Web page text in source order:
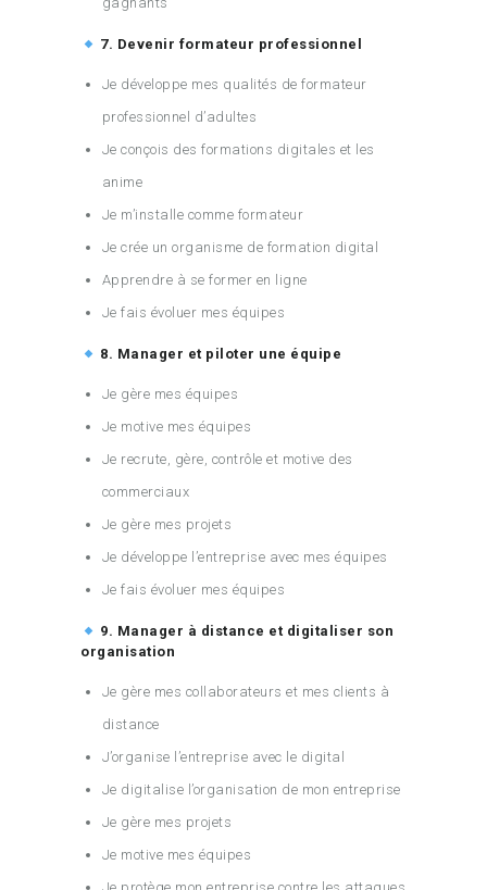
7. Devenir formateur professionnel
Je développe mes qualités de formateur
professionnel d’adultes
Je conçois des formations digitales et les
anime
Je m’installe comme formateur
Je crée un organisme de formation digital
Apprendre à se former en ligne
Je fais évoluer mes équipes
8. Manager et piloter une équipe
Je gère mes équipes
Je motive mes équipes
Je recrute, gère, contrôle et motive des
commerciaux
Je gère mes projets
Je développe l’entreprise avec mes équipes
Je fais évoluer mes équipes
9. Manager à distance et digitaliser son
organisation
Je gère mes collaborateurs et mes clients à
distance
J’organise l’entreprise avec le digital
Je digitalise l’organisation de mon entreprise
Je gère mes projets
Je motive mes équipes